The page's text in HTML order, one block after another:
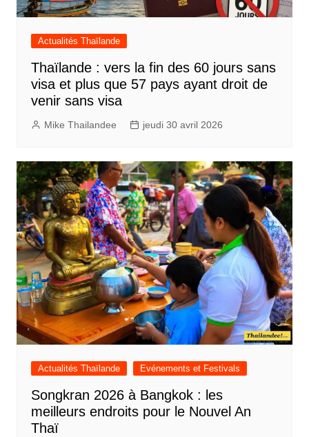
Actualités Thaïlande
Thaïlande : vers la fin des 60 jours sans
visa et plus que 57 pays ayant droit de
venir sans visa
Mike Thailandee jeudi 30 avril 2026
Actualités Thaïlande Evénements et Festivals
Songkran 2026 à Bangkok : les
meilleurs endroits pour le Nouvel An
Thaï